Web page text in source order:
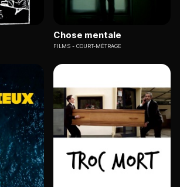
Chose mentale
FILMS COURT-MÉTRAGE